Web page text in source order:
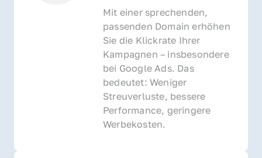
Mit einer sprechenden,
passenden Domain erhöhen
Sie die Klickrate Ihrer
Kampagnen – insbesondere
bei Google Ads. Das
bedeutet: Weniger
Streuverluste, bessere
Performance, geringere
Werbekosten.